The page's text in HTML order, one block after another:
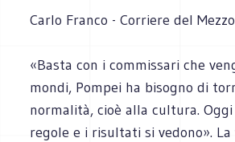
Carlo Franco - Corriere del
«Basta con i commissari che
mondi, Pompei ha bisogno di
normalità, cioè alla cultura.
regole e i risultati si vedono». La